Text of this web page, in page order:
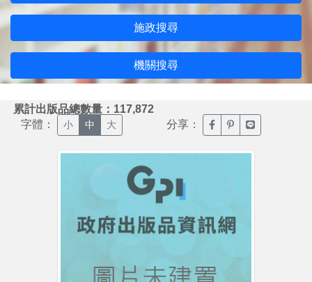
施政搜尋
機關搜尋
累計出版品總數量：117,872
字體： 小 中 大 分享： 臉書分享(另開新視窗)
噗浪分享(另開新
Line分享(另